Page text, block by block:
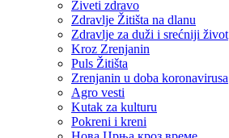
Živeti zdravo
Zdravlje Žitišta na dlanu
Zdravlje za duži i srećniji život
Kroz Zrenjanin
Puls Žitišta
Zrenjanin u doba koronavirusa
Agro vesti
Kutak za kulturu
Pokreni i kreni